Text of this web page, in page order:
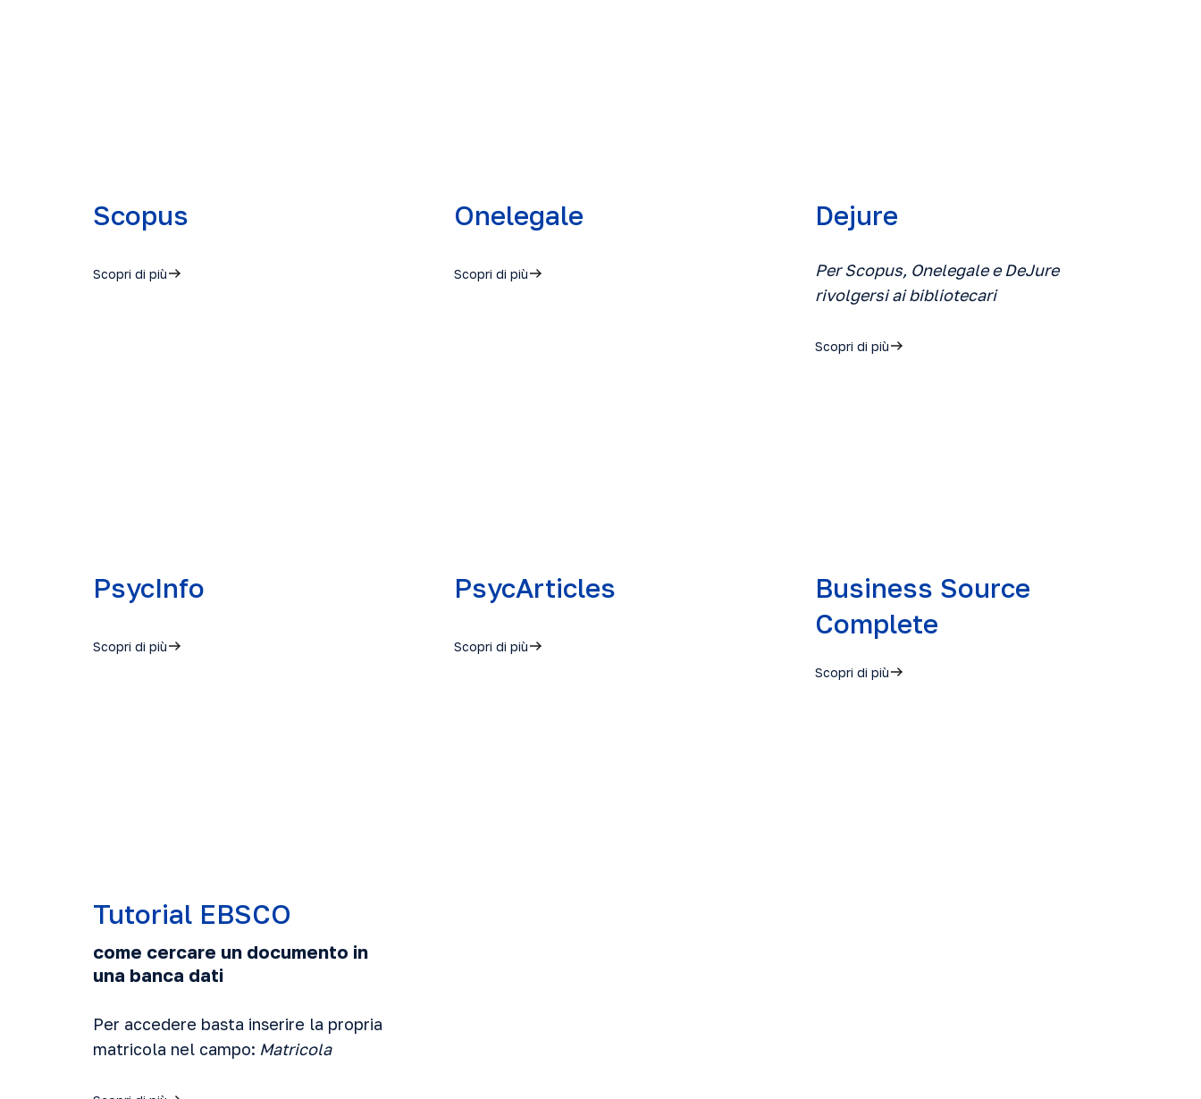
Scopus
Scopri di più
Onelegale
Scopri di più
Dejure
Per Scopus, Onelegale e DeJure
rivolgersi ai bibliotecari
Scopri di più
PsycInfo
Scopri di più
PsycArticles
Scopri di più
Business Source
Complete
Scopri di più
Tutorial EBSCO
come cercare un documento in
una banca dati
Per accedere basta inserire la propria
matricola nel campo: Matricola